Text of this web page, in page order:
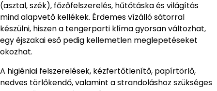
(asztal, szék), főzőfelszerelés, hűtőtáska és világítás
mind alapvető kellékek. Érdemes vízálló sátorral
készülni, hiszen a tengerparti klíma gyorsan változhat,
egy éjszakai eső pedig kellemetlen meglepetéseket
okozhat.
A higiéniai felszerelések, kézfertőtlenítő, papírtörlő,
nedves törlőkendő, valamint a strandoláshoz szükséges